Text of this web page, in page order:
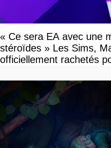
« Ce sera EA avec une
stéroïdes » Les Sims,
officiellement rachetés